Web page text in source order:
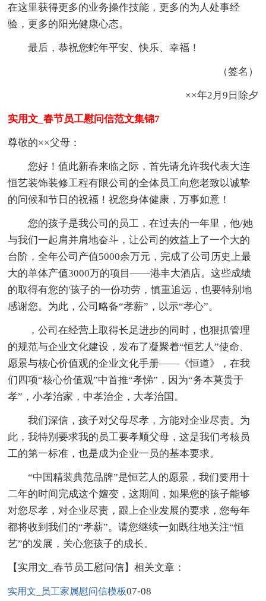
在这里获得更多的业务操作技能，更多的为人处事经
验，更多的阳光健康心态。
最后，恭祝您蛇年平安、快乐、幸福！
（签名）
××年2月9日除夕
实用文_春节员工慰问信范文集锦7
尊敬的××父母：
您好！值此新春来临之际，首先请允许我代表大连
恒艺装饰装修工程有限公司的全体员工向您老致以诚挚
的问候和节日的祝福！祝您身体健康，万事如意！
您的孩子是我公司的员工，在过去的一年里，他/她
与我们一起肩并肩地奋斗，让公司的效益上了一个大的
台阶，全年公司产值5000余万元，完成了公司历史上最
大的单体产值3000万的项目——港丰大酒店。这些成绩
的取得有您的'孩子的一份功劳，慎重追远，也要特别地
感谢您。为此，公司略备“孝薪”，以示“孝心”。
，公司在经营上取得长足进步的同时，也狠抓管理
的规范与企业文化建设，发布了凝聚着“恒艺人”使命、
愿景与核心价值观的企业文化手册——《恒道》，在我
们四项“核心价值观”中首推“孝悌”，因为“务本莫贵于
孝”，小孝治家，中孝治企，大孝治国。
我们深信，孩子对父母尽孝，方能对企业尽责。为
此，我特别要求我的员工要孝顺父母，这是我们考核员
工的第一标准，也是成为企业一员的基本要求。
“中国精装典范品牌”是恒艺人的愿景，我们要用十
二年的时间完成这个嬗变，这期间，如果您的孩子能够
对您尽孝，对企业尽责，跟上企业发展的要求，您每年
都将收到我们的“孝薪”。请您继续一如既往地关注“恒
艺”的发展，关心您孩子的成长。
【实用文_春节员工慰问信】相关文章：
实用文_员工家属慰问信模板07-08